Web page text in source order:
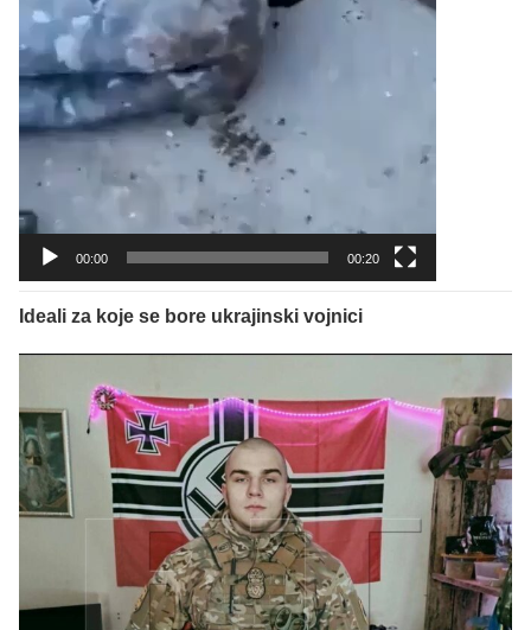
00:00 00:20
Ideali za koje se bore ukrajinski vojnici